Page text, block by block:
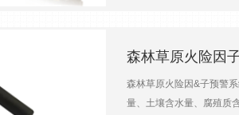
器
程通讯连接，数据分析，
CR1000X的可靠性和坚
森林草原火险因
森林草原火险因&子预警
量、土壤含水量、腐殖质